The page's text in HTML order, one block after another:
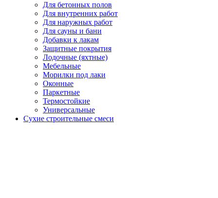
Для бетонных полов
Для внутренних работ
Для наружных работ
Для сауны и бани
Добавки к лакам
Защитные покрытия
Лодочные (яхтные)
Мебельные
Морилки под лаки
Оконные
Паркетные
Термостойкие
Универсальные
Сухие строительные смеси